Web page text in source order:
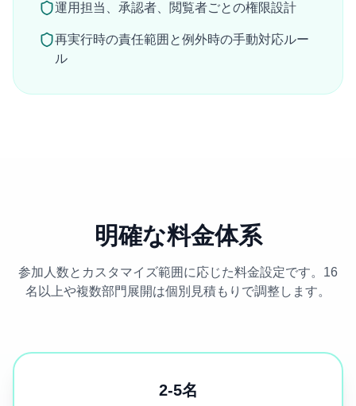
運用担当、承認者、閲覧者ごとの権限設計
再実行時の責任範囲と例外時の手動対応ルー
ル
明確な料金体系
参加人数とカスタマイズ範囲に応じた料金設定です。16
名以上や複数部門展開は個別見積もりで調整します。
2-5名